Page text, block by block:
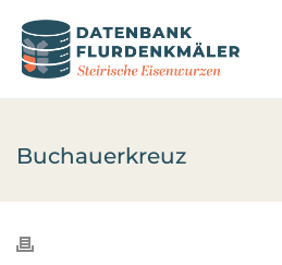
Buchauerkreuz